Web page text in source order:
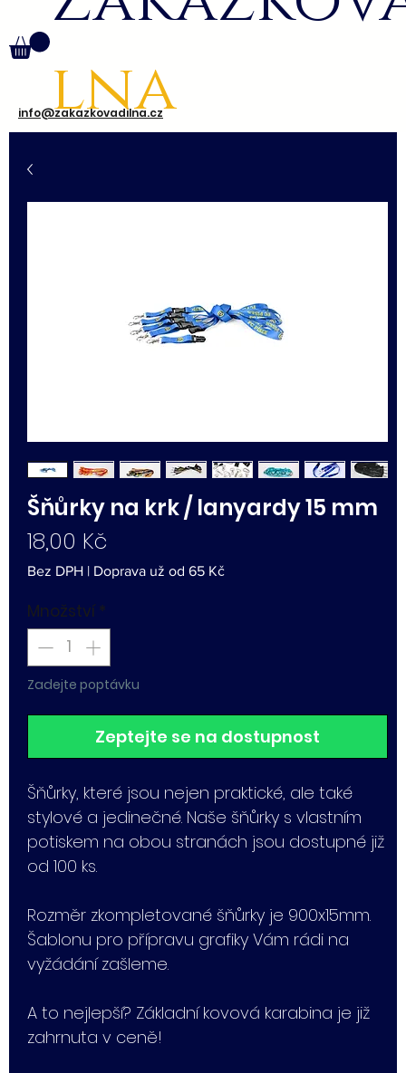
info@zakazkovadilna.cz
lna
Šňůrky na krk / lanyardy 15 mm
18,00 Kč
Bez DPH | Doprava už od 65 Kč
Množství *
Zadejte poptávku
Zeptejte se na dostupnost
Šňůrky, které jsou nejen praktické, ale také
stylové a jedinečné. Naše šňůrky s vlastním
potiskem na obou stranách jsou dostupné již
od 100 ks.
Rozměr zkompletované šňůrky je 900x15mm.
Šablonu pro přípravu grafiky Vám rádi na
vyžádání zašleme.
A to nejlepší? Základní kovová karabina je již
zahrnuta v ceně!